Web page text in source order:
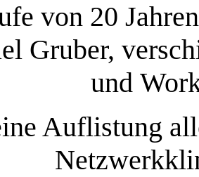
von 20
Gruber,
und
Auflistung